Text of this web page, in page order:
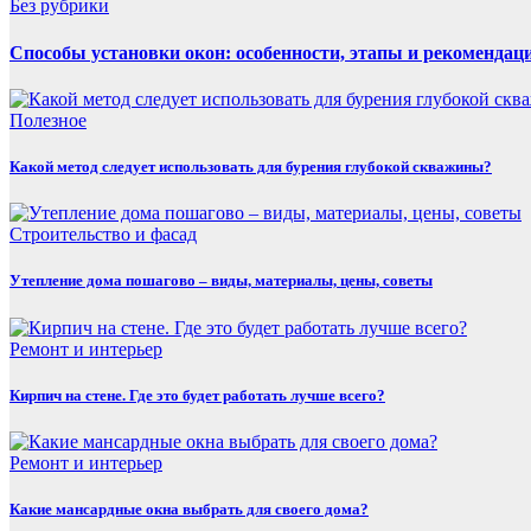
Без рубрики
Способы установки окон: особенности, этапы и
Полезнoe
Какой метод следует использовать для бурения глубокой скважины?
Строительство и фасад
Утепление дома пошагово – виды, материалы, цены, советы
Ремонт и интерьер
Кирпич на стене. Где это будет работать лучше всего?
Ремонт и интерьер
Какие мансардные окна выбрать для своего дома?